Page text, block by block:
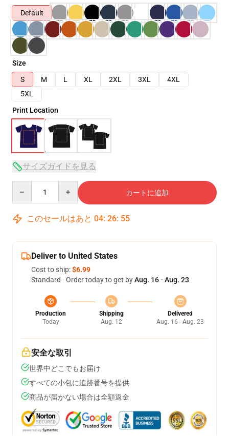
Default
Size
S
M L XL 2XL 3XL
4XL
5XL
Print Location
サイズガイドを見る
カートに追加
このセールはあと 04: 26: 54
Deliver to United States
Cost to ship:$6.99
Standard - Order today to get byAug. 16 - Aug. 23
Production
Today
Shipping
Aug. 12
Delivered
Aug. 16 - Aug. 23
安全な取引
世界中どこでもお届け
すべての小包に追跡番号を提供
商品が届かない場合は全額返金